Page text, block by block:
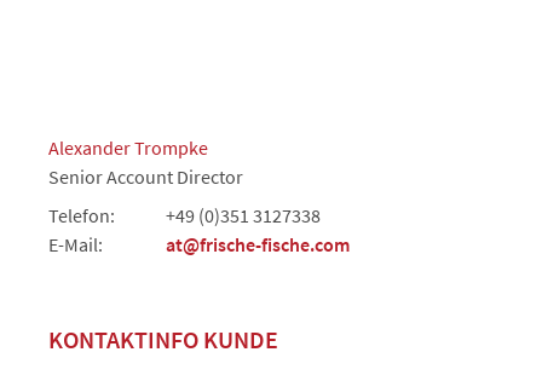
Alexander Trompke
Senior Account Director
Telefon:
+49 (0)351 3127338
E-Mail:
at@frische-fische.com
KONTAKTINFO KUNDE